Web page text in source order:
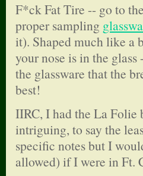
F*ck Fat Tire -- go to
proper sampling
it). Shaped much like a
your nose is in the
the glassware that the
best!
IIRC, I had the La Folie
intriguing, to say the
specific notes but I
allowed) if I were in Ft.